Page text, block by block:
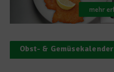
Obst- & Gemüsekalender